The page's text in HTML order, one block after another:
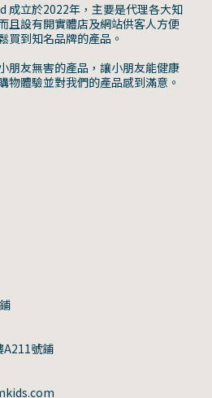
立於2022年，主要是代理各大知
且設有開實體店及網站供客人方便
買到知名品牌的產品。
朋友無害的產品，讓小朋友能健康
物體驗並對我們的產品感到滿意。
A211號鋪